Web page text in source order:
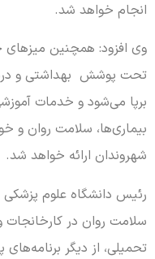
انجام خواهد شد.
وی افزود: همچنین
تحت پوشش بهداشتی و
برپا می‌شود و خدمات
بیماری‌ها، سلامت روان و
شهروندان ارائه خواهد شد.
رئیس دانشگاه علوم پزشکی
سلامت روان در
تحمیلی، از دیگر